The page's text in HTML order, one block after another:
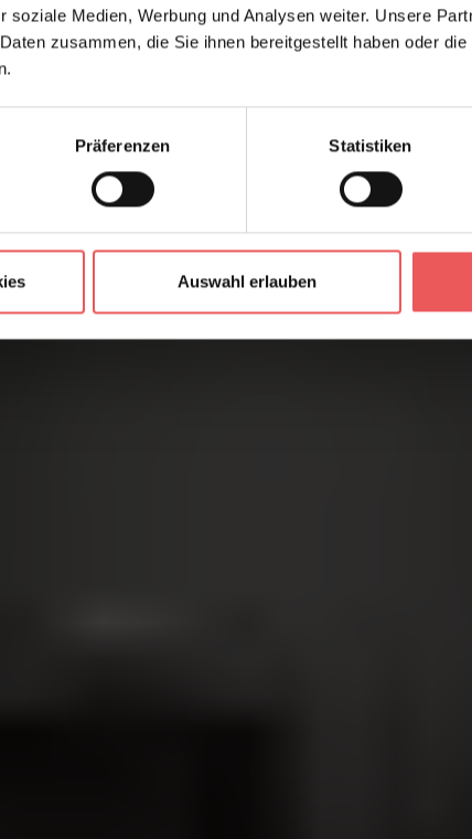
soziale Medien, Werbung und Analysen weiter. Unsere
zusammen, die Sie ihnen bereitgestellt haben oder
Präferenzen Statistiken
Auswahl erlauben